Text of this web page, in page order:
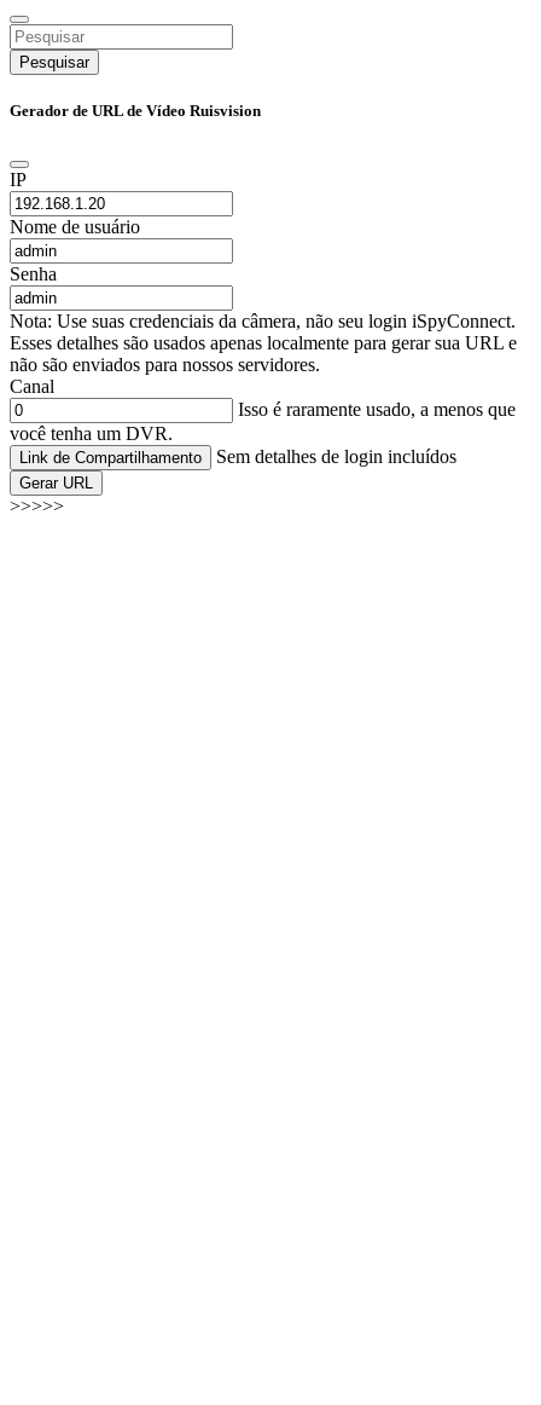
Pesquisar
Gerador de URL de Vídeo Ruisvision
IP
Nome de usuário
Senha
Nota: Use suas credenciais da câmera, não seu login iSpyConnect.
Esses detalhes são usados apenas localmente para gerar sua URL e
não são enviados para nossos servidores.
Canal
Isso é raramente usado, a menos que
você tenha um DVR.
Link de Compartilhamento Sem detalhes de login incluídos
Gerar URL
>>>>>